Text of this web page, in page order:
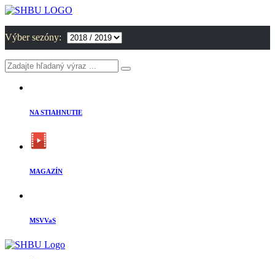
Výber sezóny:
NA STIAHNUTIE
MAGAZÍN
MSVVaS